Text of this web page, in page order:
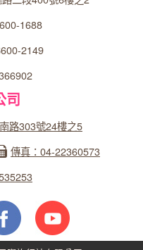
1688
2149
司
路303號24樓之5
傳真：04-22360573